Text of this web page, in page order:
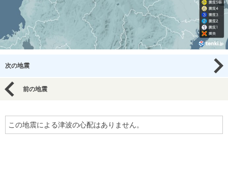
次の地震
前の地震
この地震による津波の心配はありません。